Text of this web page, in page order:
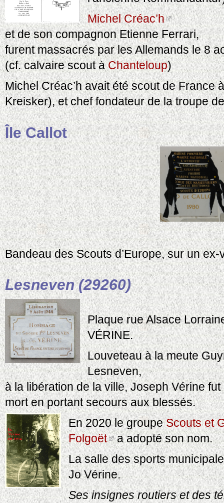
Michel Créac’h
et de son compagnon Etienne Ferrari,
furent massacrés par les Allemands le 8
(cf. calvaire scout àChanteloup)
Michel Créac’h avait été scout de France
Kreisker), et chef fondateur de la troupe
Île Callot
Bandeau des Scouts d’Europe, sur un
Lesneven (29260)
Plaque rue Alsace
VÉRINE.
Louveteau à la meute
Lesneven,
à la libération de la ville, Joseph Vérine
mort en portant secours aux blessés.
En 2020 le groupeScouts et
Folgoët a adopté son nom.
La salle des sports
Jo Vérine.
Ses insignes routiers et des